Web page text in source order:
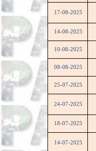
17-08-2025
14-08-2025
10-08-2025
08-08-2025
25-07-2025
24-07-2025
18-07-2025
14-07-2025